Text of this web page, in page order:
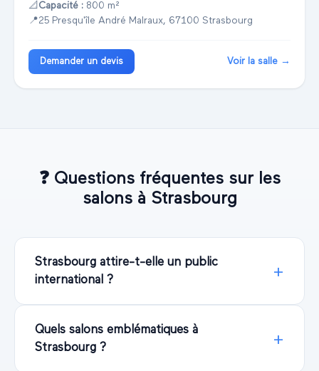
📐 Capacité : 800 m²
📍25 Presqu'île André Malraux, 67100 Strasbourg
Demander un devis Voir la salle →
❓Questions fréquentes sur les
salons à Strasbourg
Strasbourg attire-t-elle un public
international ?
Quels salons emblématiques à
Strasbourg ?